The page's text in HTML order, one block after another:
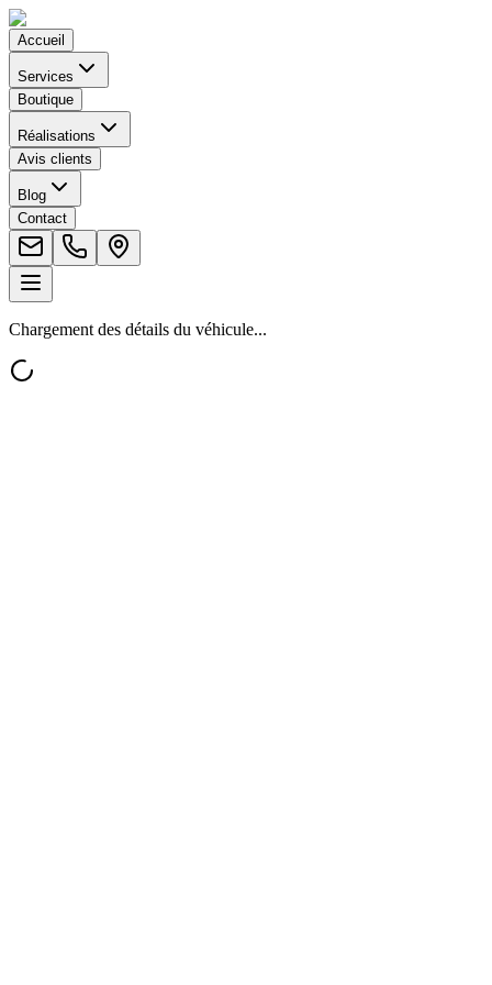
Accueil
Services
Boutique
Réalisations
Avis clients
Blog
Contact
Chargement des détails du véhicule...